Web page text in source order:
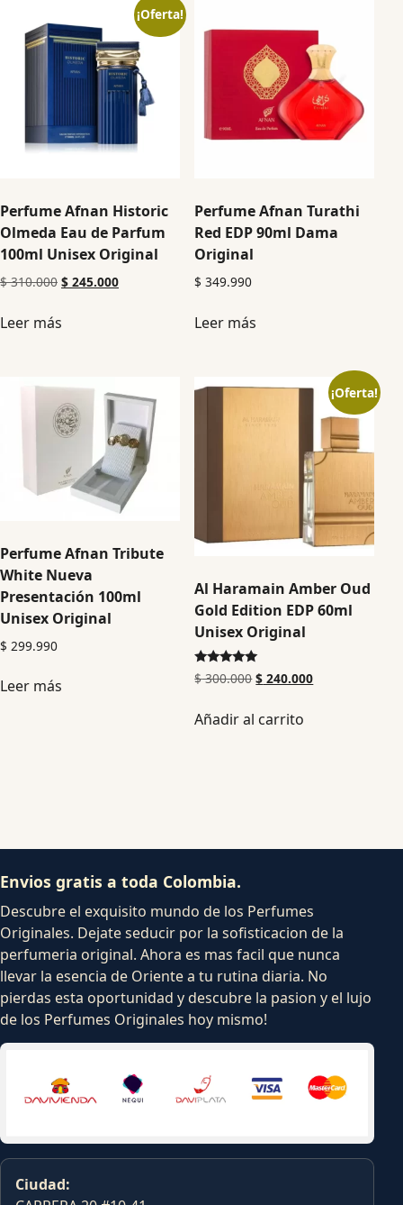
¡Oferta!
Perfume Afnan Historic
Olmeda Eau de Parfum
100ml Unisex Original
$310.000 $ 245.000
Leer más
Perfume Afnan Turathi
Red EDP 90ml Dama
Original
$ 349.990
Leer más
Perfume Afnan Tribute
White Nueva
Presentación 100ml
Unisex Original
$ 299.990
Leer más
¡Oferta!
Al Haramain Amber Oud
Gold Edition EDP 60ml
Unisex Original
Valorado en
5.00
$300.000 $ 240.000
Añadir al carrito
Envios gratis a toda Colombia.
Descubre el exquisito mundo de los Perfumes
Originales. Dejate seducir por la sofisticacion de la
perfumeria original. Ahora es mas facil que nunca
llevar la esencia de Oriente a tu rutina diaria. No
pierdas esta oportunidad y descubre la pasion y el lujo
de los Perfumes Originales hoy mismo!
Ciudad: